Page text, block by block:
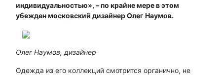
индивидуальностью», – по крайне мере в этом
убежден московский дизайнер Олег Наумов.
Олег Наумов, дизайнер
Одежда из его коллекций смотрится органично, не